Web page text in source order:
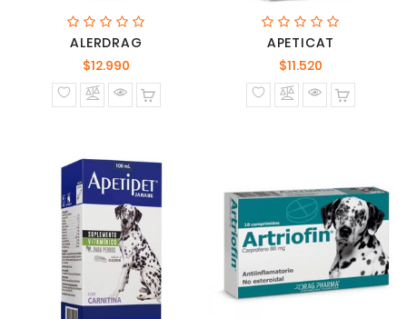
ALERDRAG
$12.990
normal
APETICAT
$11.520
normal